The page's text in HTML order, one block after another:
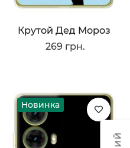
Крутой Дед Мороз
269 грн.
Новинка